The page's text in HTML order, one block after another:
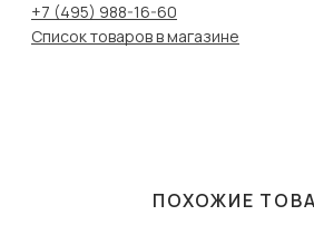
+7 (495) 988-16-60
Список товаров в магазине
ПОХОЖИЕ